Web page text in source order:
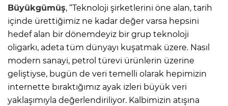
Büyükgümüş, “Teknoloji şirketlerini öne alan, tarih
içinde ürettiğimiz ne kadar değer varsa hepsini
hedef alan bir dönemdeyiz bir grup teknoloji
oligarkı, adeta tüm dünyayı kuşatmak üzere. Nasıl
modern sanayi, petrol türevi ürünlerin üzerine
geliştiyse, bugün de veri temelli olarak hepimizin
internette bıraktığımız ayak izleri büyük veri
yaklaşımıyla değerlendiriliyor. Kalbimizin atışına